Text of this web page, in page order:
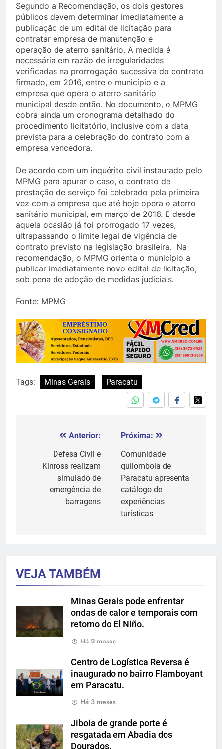
Segundo a Recomendação, os dois gestores
públicos devem determinar imediatamente a
publicação de um edital de licitação para
contratar empresa de manutenção e
operação de aterro sanitário. A medida é
necessária em razão de irregularidades
verificadas na prorrogação sucessiva do contrato
firmado, em 2016, entre o município e a
empresa que opera o aterro sanitário
municipal desde então. No documento, o MPMG
cobra ainda um cronograma detalhado do
procedimento licitatório, inclusive com a data
prevista para a celebração do contrato com a
empresa vencedora.
De acordo com um inquérito civil instaurado pelo
MPMG para apurar o caso, o contrato de
prestação de serviço foi celebrado pela primeira
vez com a empresa que até hoje opera o aterro
sanitário municipal, em março de 2016. E desde
aquela ocasião já foi prorrogado 17 vezes,
ultrapassando o limite legal de vigência de
contrato previsto na legislação brasileira. Na
recomendação, o MPMG orienta o município a
publicar imediatamente novo edital de licitação,
sob pena de adoção de medidas judiciais.
Fonte: MPMG
Tags: Minas Gerais Paracatu
Navegação
Anterior:
Defesa Civil e
Kinross realizam
simulado de
emergência de
barragens
Próxima:
Comunidade
quilombola de
Paracatu apresenta
catálogo de
experiências
turísticas
VEJA TAMBÉM
Minas Gerais pode enfrentar
ondas de calor e temporais com
retorno do El Niño.
Há 2 meses
Centro de Logística Reversa é
inaugurado no bairro Flamboyant
em Paracatu.
Há 3 meses
Jiboia de grande porte é
resgatada em Abadia dos
Dourados.